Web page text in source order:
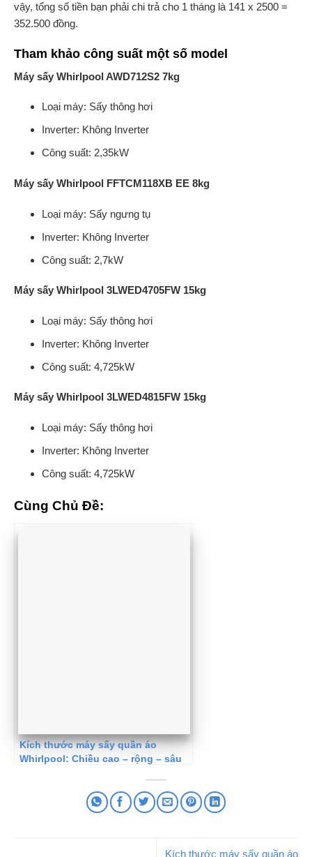
vậy, tổng số tiền bạn phải chi trả cho 1 tháng là 141 x 2500 =
352.500 đồng.
Tham khảo công suất một số model
Máy sấy Whirlpool AWD712S2 7kg
Loại máy: Sấy thông hơi
Inverter: Không Inverter
Công suất: 2,35kW
Máy sấy Whirlpool FFTCM118XB EE 8kg
Loại máy: Sấy ngưng tụ
Inverter: Không Inverter
Công suất: 2,7kW
Máy sấy Whirlpool 3LWED4705FW 15kg
Loại máy: Sấy thông hơi
Inverter: Không Inverter
Công suất: 4,725kW
Máy sấy Whirlpool 3LWED4815FW 15kg
Loại máy: Sấy thông hơi
Inverter: Không Inverter
Công suất: 4,725kW
Cùng Chủ Đề:
Kích thước máy sấy quần áo
Whirlpool: Chiều cao – rộng – sâu
Kích thước máy sấy quần áo